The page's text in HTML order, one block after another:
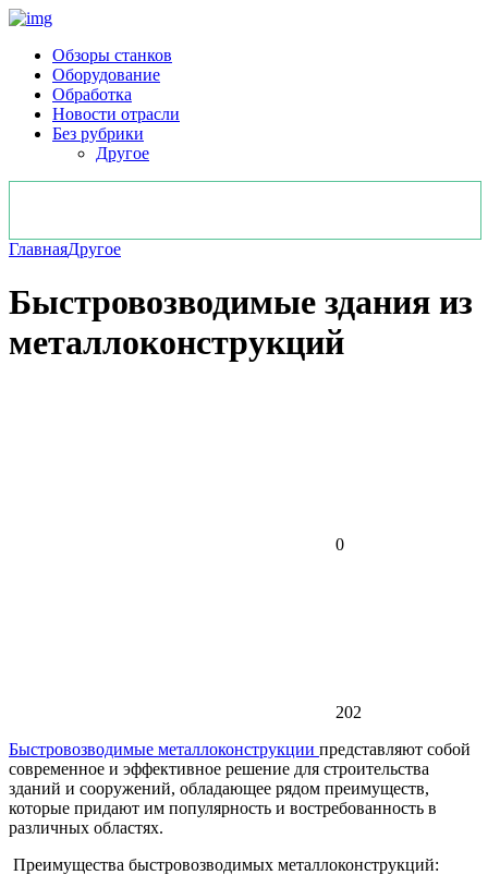
Обзоры станков
Оборудование
Обработка
Новости отрасли
Без рубрики
Другое
ГлавнаяДругое
Быстровозводимые здания из
металлоконструкций
0
202
Быстровозводимые металлоконструкции представляют собой
современное и эффективное решение для строительства
зданий и сооружений, обладающее рядом преимуществ,
которые придают им популярность и востребованность в
различных областях.
Преимущества быстровозводимых металлоконструкций: